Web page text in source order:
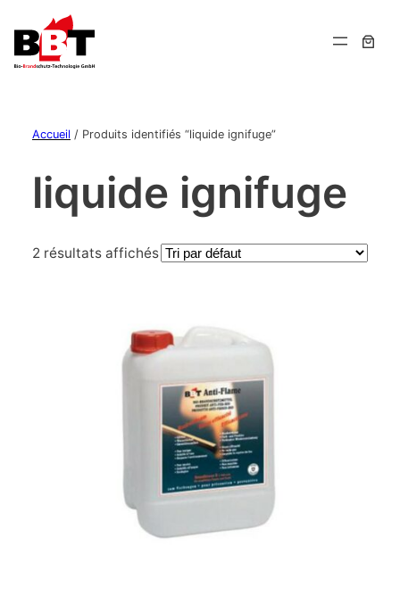
Accueil / Produits identifiés “liquide ignifuge”
liquide ignifuge
2 résultats affichés